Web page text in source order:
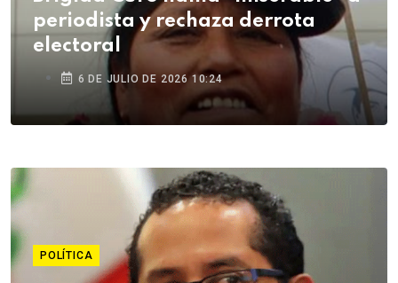
periodista y rechaza derrota
electoral
6 DE JULIO DE 2026 10:24
POLÍTICA